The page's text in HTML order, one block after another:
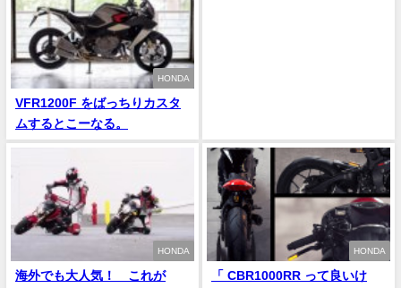
HONDA
VFR1200F をばっちりカスタ
ムするとこーなる。
HONDA
海外でも大人気！ これが
HONDA
「 CBR1000RR って良いけ